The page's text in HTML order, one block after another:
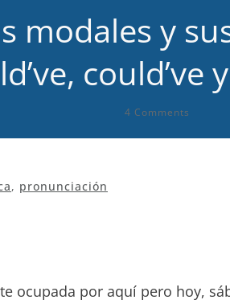
modales y
could’ve
4 Comments
, pronunciación
ocupada por aquí pero hoy,